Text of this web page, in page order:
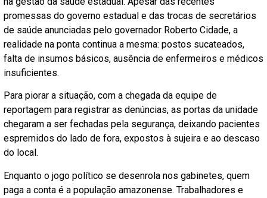
promessas do governo estadual e das trocas de secretários
de saúde anunciadas pelo governador Roberto Cidade, a
realidade na ponta continua a mesma: postos sucateados,
falta de insumos básicos, ausência de enfermeiros e médicos
insuficientes.
Para piorar a situação, com a chegada da equipe de
reportagem para registrar as denúncias, as portas da unidade
chegaram a ser fechadas pela segurança, deixando pacientes
espremidos do lado de fora, expostos à sujeira e ao descaso
do local.
Enquanto o jogo político se desenrola nos gabinetes, quem
paga a conta é a população amazonense. Trabalhadores e